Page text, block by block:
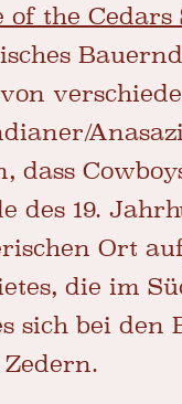
of the Cedars
dass
des 19.
Ort
die im
sich bei den